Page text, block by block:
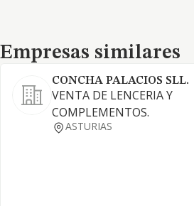
Empresas similares
Empresas similares
CONCHA PALACIOS SLL.
VENTA DE LENCERIA Y
COMPLEMENTOS.
ASTURIAS